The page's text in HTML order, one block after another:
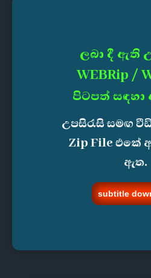
ලබා දී ඇති
WEBRip /
පිටපත් සඳහා
උපසිරැසි සමඟ
Zip File එකේ
ඇත.
subtitle